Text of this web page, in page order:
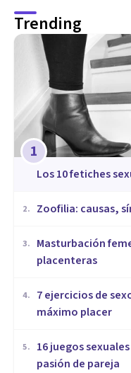
Trending
1
​Los 10 fetiches
2. Zoofilia: causas,
3.
Masturbación
placenteras
4.
7 ejercicios de
máximo placer
5.
16 juegos
pasión de pareja